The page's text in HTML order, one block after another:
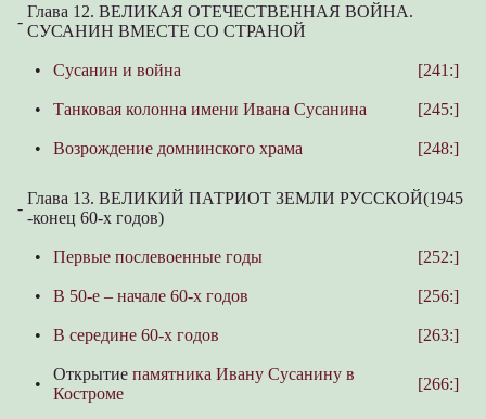
-
Глава 12. ВЕЛИКАЯ ОТЕЧЕСТВЕННАЯ ВОЙНА.
СУСАНИН ВМЕСТЕ СО СТРАНОЙ
• Сусанин и война [241:]
• Танковая колонна имени Ивана Сусанина [245:]
• Возрождение домнинского храма [248:]
-
Глава 13. ВЕЛИКИЙ ПАТРИОТ ЗЕМЛИ РУССКОЙ(1945
-конец 60-х годов)
• Первые послевоенные годы [252:]
• В 50-е – начале 60-х годов [256:]
• В середине 60-х годов [263:]
•
Открытие памятника Ивану Сусанину в
Костроме
[266:]